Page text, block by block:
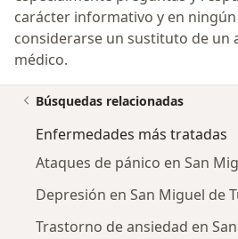
carácter informativo y en
considerarse un sustituto de un
médico.
Búsquedas relacionadas
Enfermedades más tratadas
Ataques de pánico en San
Depresión en San Miguel de
Trastorno de ansiedad en